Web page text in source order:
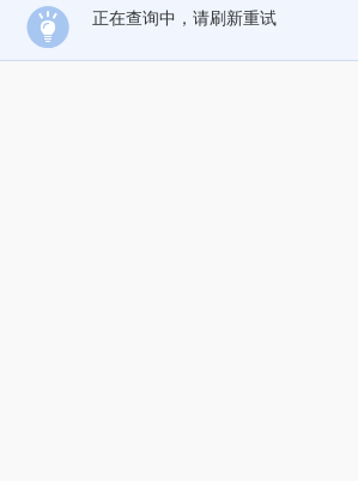
正在查询中，请刷新重试